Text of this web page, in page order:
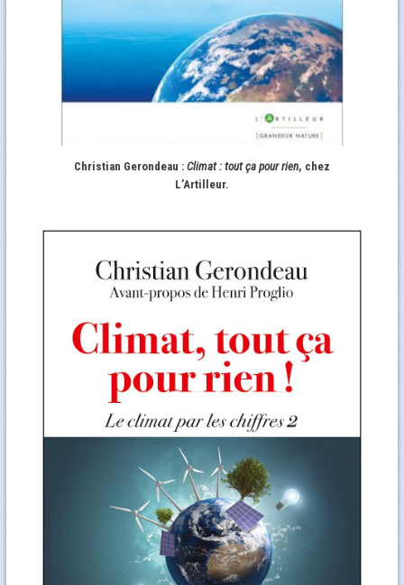
Christian Gerondeau : Climat : tout ça pour rien, chez
L’Artilleur.